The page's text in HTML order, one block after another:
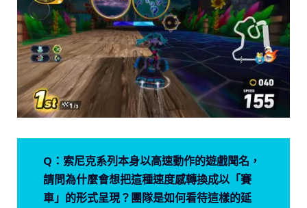
Q：索尼克系列本身以高速動作的遊戲聞名，
請問為什麼會想把這種速度感轉換成以「賽
車」的形式呈現？團隊是如何看待這樣的延